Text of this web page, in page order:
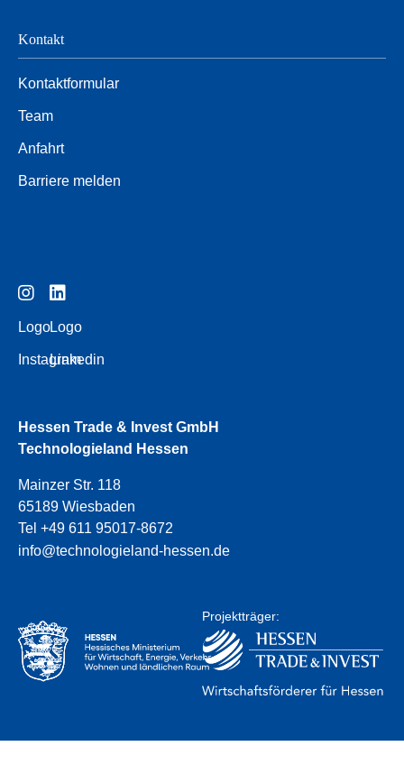
Kontakt
Kontaktformular
Team
Anfahrt
Barriere melden
Logo
Instagram
Logo
Linkedin
Hessen Trade & Invest GmbH
Technologieland Hessen
Mainzer Str. 118
65189 Wiesbaden
Tel +49 611 95017-8672
info@technologieland-hessen.de
Projektträger: